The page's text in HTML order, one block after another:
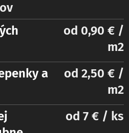
od 0,90 € /
m2
a
od 2,50 € /
m2
od 7 € / ks